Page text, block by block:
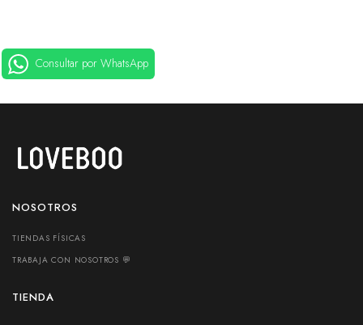
Consultar por WhatsApp
NOSOTROS
TIENDAS FÍSICAS
TRABAJA CON NOSOTROS 💬
TIENDA